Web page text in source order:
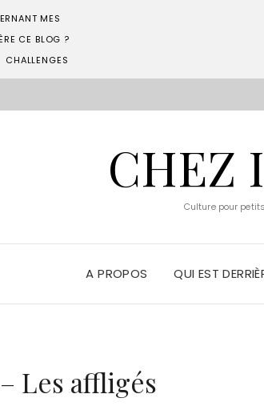
MES
CE BLOG ?
CHALLENGES
CHEZ
Culture pour
A PROPOS QUI EST
Les affligés